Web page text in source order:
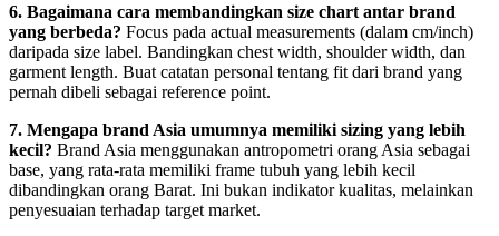
6. Bagaimana cara membandingkan size chart antar brand
yang berbeda? Focus pada actual measurements (dalam cm/inch)
daripada size label. Bandingkan chest width, shoulder width, dan
garment length. Buat catatan personal tentang fit dari brand yang
pernah dibeli sebagai reference point.
7. Mengapa brand Asia umumnya memiliki sizing yang lebih
kecil? Brand Asia menggunakan antropometri orang Asia sebagai
base, yang rata-rata memiliki frame tubuh yang lebih kecil
dibandingkan orang Barat. Ini bukan indikator kualitas, melainkan
penyesuaian terhadap target market.